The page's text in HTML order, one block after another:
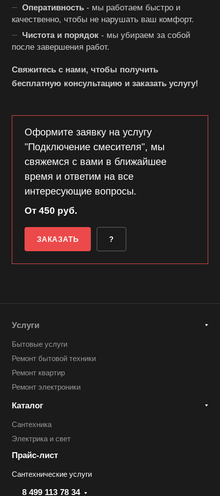
Оперативность - мы работаем быстро и
качественно, чтобы не нарушать ваш комфорт.
Чистота и порядок - мы убираем за собой
после завершения работ.
Свяжитесь с нами, чтобы получить
бесплатную консультацию и заказать услугу!
Оформите заявку на услугу
"Подключение смесителя", мы
свяжемся с вами в ближайшее
время и ответим на все
интересующие вопросы.
От 450 руб.
ЗАКАЗАТЬ ?
Услуги
Бытовые услуги
Ремонт бытовой техники
Ремонт квартир
Ремонт электроники
Каталог
Сантехника
Электрика и свет
Прайс-лист
Сантехнические услуги
8 499 113 78 34